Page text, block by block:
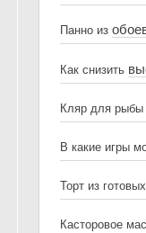
Панно из
Как снизить
Кляр для рыбы
В какие игры
Торт из
Касторовое